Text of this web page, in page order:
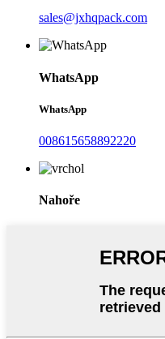
sales@jxhqpack.com
WhatsApp
WhatsApp
008615658892220
Nahoře